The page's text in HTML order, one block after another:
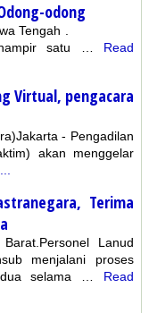
odong
, Jawa Tengah .
satu …
Read
Virtual, pengacara
- Pengadilan
akan menggelar
Terima
Lanud
menjalani proses
selama …
Read